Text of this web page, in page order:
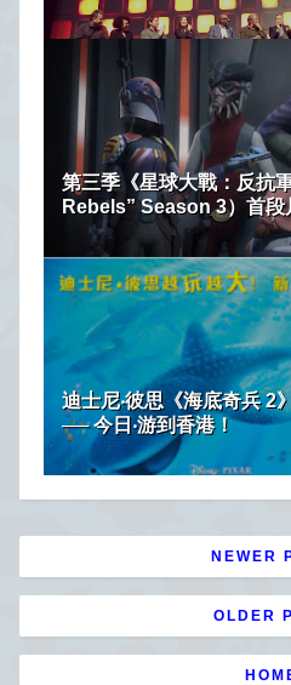
第三季《星球大戰：反抗
Rebels” Season 3）首段
迪士尼‧彼思《海底奇兵 2
── 今日‧游到香港！
NEWER
OLDER